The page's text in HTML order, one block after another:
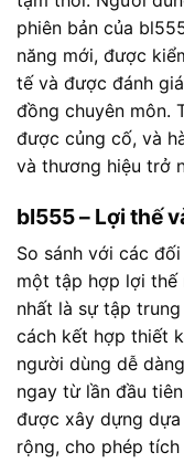
phiên bản của
năng mới, được
tế và được đánh
đồng chuyên môn.
được củng cố, và
và thương hiệu trở
bl555 – Lợi thế
So sánh với các
một tập hợp lợi thế
nhất là sự tập
cách kết hợp thiết
người dùng dễ
ngay từ lần đầu
được xây dựng
rộng, cho phép